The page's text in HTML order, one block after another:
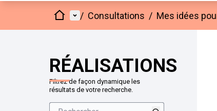
AccueilMenu principal
/ Consultations / Mes idées
RÉALISATIONS
Filtrez de façon dynamique les
résultats de votre recherche.